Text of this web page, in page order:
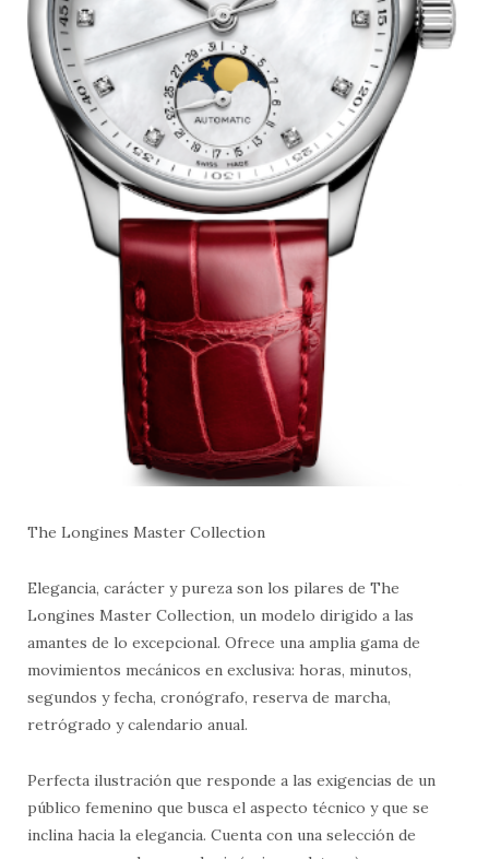
The Longines Master Collection
Elegancia, carácter y pureza son los pilares de The
Longines Master Collection, un modelo dirigido a las
amantes de lo excepcional. Ofrece una amplia gama de
movimientos mecánicos en exclusiva: horas, minutos,
segundos y fecha, cronógrafo, reserva de marcha,
retrógrado y calendario anual.
Perfecta ilustración que responde a las exigencias de un
público femenino que busca el aspecto técnico y que se
inclina hacia la elegancia. Cuenta con una selección de